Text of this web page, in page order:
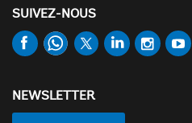
SUIVEZ-NOUS
NEWSLETTER